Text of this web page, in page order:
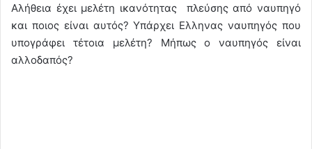
Αλήθεια έχει μελέτη ικανότητας πλεύσης από ναυπηγό
και ποιος είναι αυτός? Υπάρχει Ελληνας ναυπηγός που
υπογράφει τέτοια μελέτη? Μήπως ο ναυπηγός είναι
αλλοδαπός?